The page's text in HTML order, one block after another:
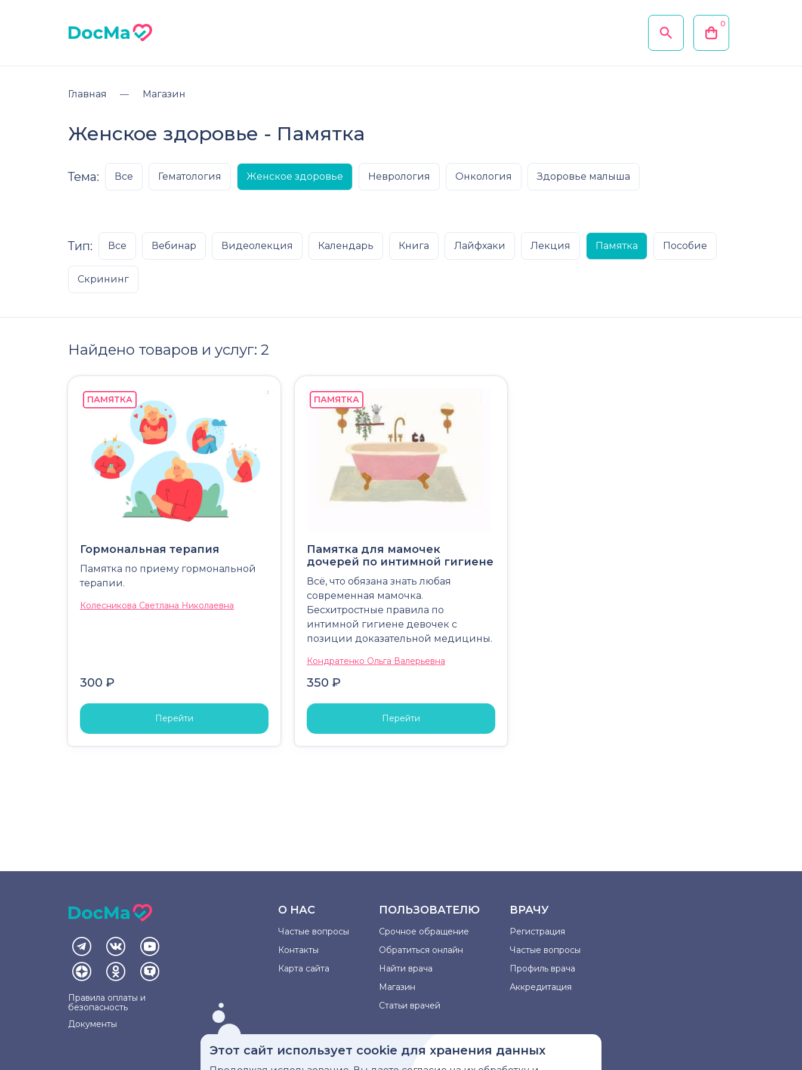
0
Главная Магазин
Женское здоровье - Памятка
Тема: Все Гематология Женское здоровье Неврология Онкология Здоровье малыша
Тип: Все Вебинар Видеолекция Календарь Книга Лайфхаки Лекция Памятка Пособие
Скрининг
Найдено товаров и услуг: 2
ПАМЯТКА
Гормональная терапия
Памятка по приему гормональной
терапии.
Колесникова Светлана Николаевна
300 ₽
Перейти
ПАМЯТКА
Памятка для мамочек
дочерей по интимной гигиене
Всё, что обязана знать любая
современная мамочка.
Бесхитростные правила по
интимной гигиене девочек с
позиции доказательной медицины.
Кондратенко Ольга Валерьевна
350 ₽
Перейти
Этот сайт использует cookie для хранения данных
Правила оплаты и
безопасность
Документы
О НАС
Частые вопросы
Контакты
Карта сайта
ПОЛЬЗОВАТЕЛЮ
Срочное обращение
Обратиться онлайн
Найти врача
Магазин
Статьи врачей
ВРАЧУ
Регистрация
Частые вопросы
Профиль врача
Аккредитация